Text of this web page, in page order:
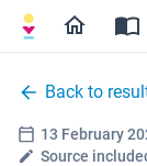
Back to
13 February
Source